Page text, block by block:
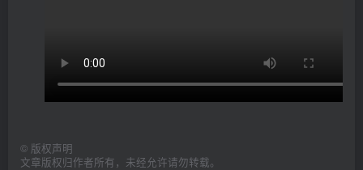
© 版权声明
文章版权归作者所有，未经允许请勿转载。